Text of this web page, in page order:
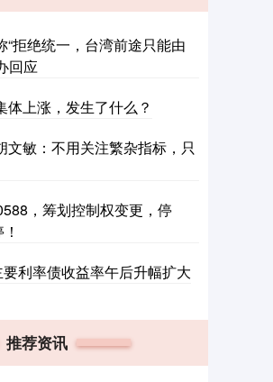
拒绝统一，台湾前途只能由
回应
体上涨，发生了什么？
文敏：不用关注繁杂指标，只
，筹划控制权变更，停
利率债收益率午后升幅扩大
推荐资讯